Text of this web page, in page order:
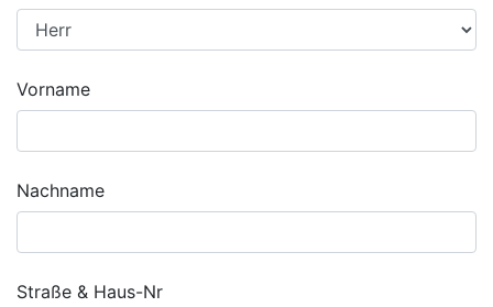
Vorname
Nachname
Straße & Haus-Nr